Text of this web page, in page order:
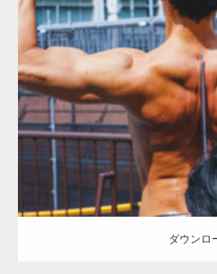
Update:
Category:茶会のマッチョ その他
ダウンロード
ダウンロ